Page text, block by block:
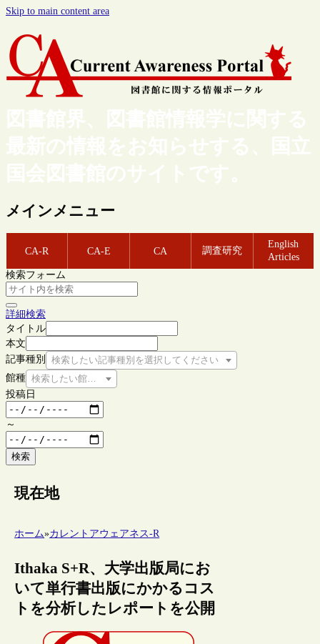
Skip to main content area
図書館界、図書館情報学に関する
最新の情報をお知らせする、国立
国会図書館のサイトです。
メインメニュー
CA-R CA-E CA 調査研究
English
Articles
検索フォーム
詳細検索
タイトル
本文
記事種別
検索したい記事種別を選択してください
館種 検索したい館種を選択してください
投稿日
～
検索
現在地
ホーム»カレントアウェアネス-R
Ithaka S+R、大学出版局にお
いて単行書出版にかかるコス
トを分析したレポートを公開